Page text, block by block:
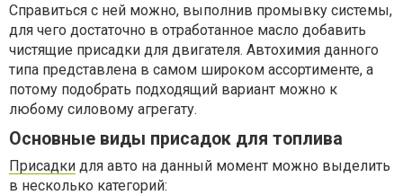
Справиться с ней можно, выполнив промывку системы,
для чего достаточно в отработанное масло добавить
чистящие присадки для двигателя. Автохимия данного
типа представлена в самом широком ассортименте, а
потому подобрать подходящий вариант можно к
любому силовому агрегату.
Основные виды присадок для топлива
Присадки для авто на данный момент можно выделить
в несколько категорий: